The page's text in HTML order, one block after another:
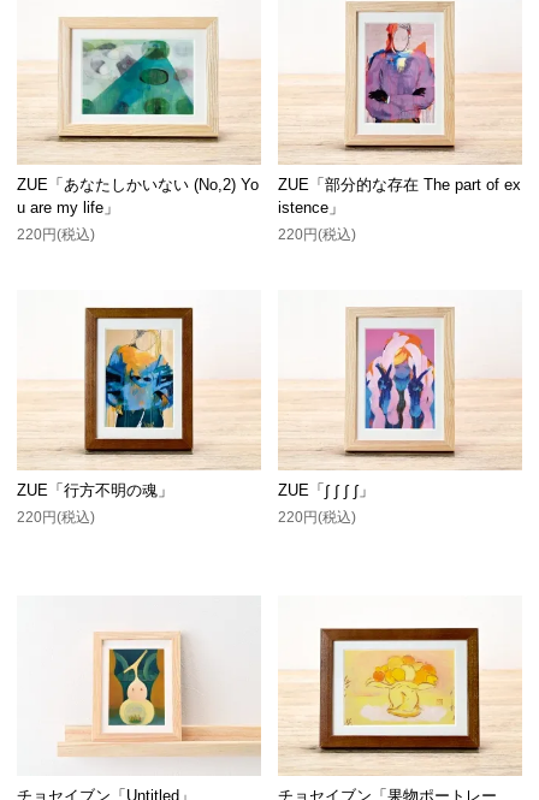
ZUE「あなたしかいない (No,2) Yo
u are my life」
220円(税込)
ZUE「部分的な存在 The part of ex
istence」
220円(税込)
ZUE「行方不明の魂」
220円(税込)
ZUE「∫ ∫ ∫ ∫」
220円(税込)
チョセイブン「Untitled」 チョセイブン「果物ポートレー